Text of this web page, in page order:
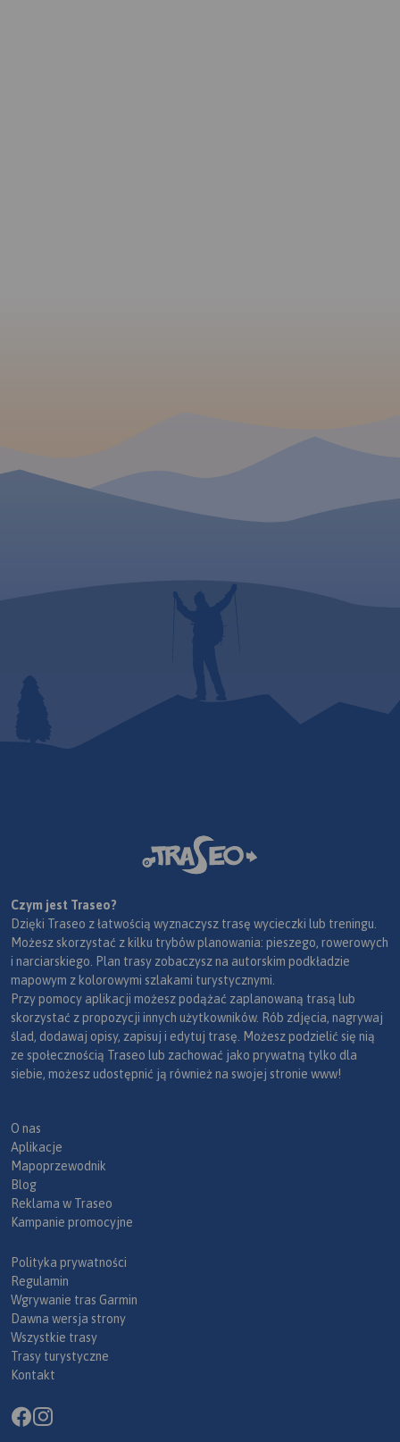
Czym jest Traseo?
Dzięki Traseo z łatwością wyznaczysz trasę wycieczki lub treningu.
Możesz skorzystać z kilku trybów planowania: pieszego, rowerowych
i narciarskiego. Plan trasy zobaczysz na autorskim podkładzie
mapowym z kolorowymi szlakami turystycznymi.
Przy pomocy aplikacji możesz podążać zaplanowaną trasą lub
skorzystać z propozycji innych użytkowników. Rób zdjęcia, nagrywaj
ślad, dodawaj opisy, zapisuj i edytuj trasę. Możesz podzielić się nią
ze społecznością Traseo lub zachować jako prywatną tylko dla
siebie, możesz udostępnić ją również na swojej stronie www!
O nas
Aplikacje
Mapoprzewodnik
Blog
Reklama w Traseo
Kampanie promocyjne
Polityka prywatności
Regulamin
Wgrywanie tras Garmin
Dawna wersja strony
Wszystkie trasy
Trasy turystyczne
Kontakt